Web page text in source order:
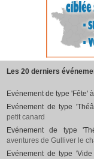
Les 20 derniers
Evénement de type 'Fête'
Evénement de type
petit canard
Evénement de type
aventures de Gulliver le
Evénement de type